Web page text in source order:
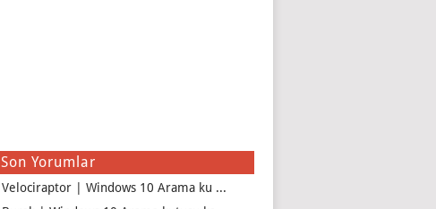
Son Yorumlar
Velociraptor | Windows 10 Arama ku ...